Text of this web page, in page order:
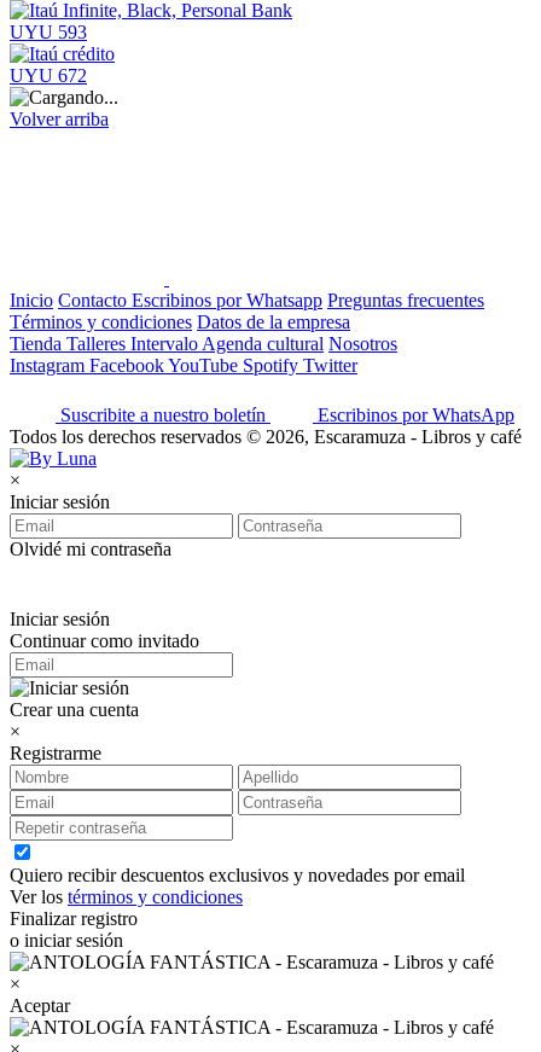
UYU 593
UYU 672
Volver arriba
Inicio Contacto Escribinos por Whatsapp Preguntas frecuentes
Términos y condiciones Datos de la empresa
Tienda Talleres Intervalo Agenda cultural Nosotros
Instagram FacebookYouTube Spotify Twitter
Suscribite a nuestro boletín
Escribinos por WhatsApp
Todos los derechos reservados © 2026, Escaramuza - Libros y café
×
Iniciar sesión
Olvidé mi contraseña
Iniciar sesión
Continuar como invitado
Crear una cuenta
×
Registrarme
Quiero recibir descuentos exclusivos y novedades por email
Ver los términos y condiciones
Finalizar registro
o iniciar sesión
×
Aceptar